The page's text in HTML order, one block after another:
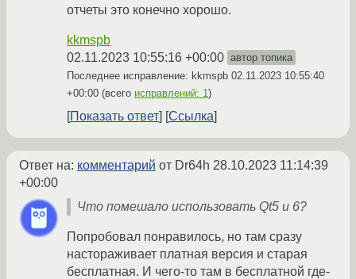
отчеты это конечно хорошо.
kkmspb
02.11.2023 10:55:16 +00:00 автор топика
Последнее исправление: kkmspb 02.11.2023 10:55:40
+00:00 (всего исправлений: 1 )
Показать ответ Ссылка
Ответ на: комментарий от Dr64h 28.10.2023 11:14:39
+00:00
Что помешало использовать Qt5 и 6?
Попробовал понравилось, но там сразу
настораживает платная версия и старая
бесплатная. И чего-то там в бесплатной где-